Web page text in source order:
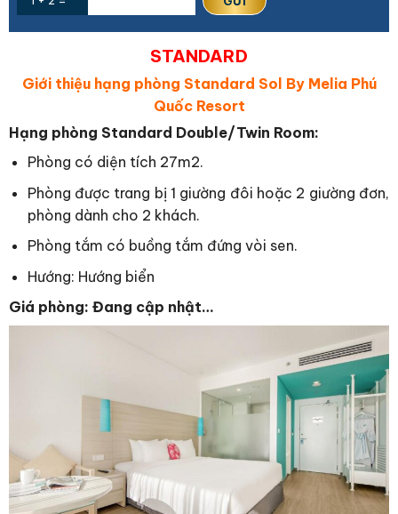
STANDARD
Giới thiệu hạng phòng Standard Sol By Melia Phú
Quốc Resort
Hạng phòng Standard Double/Twin Room:
Phòng có diện tích 27m2.
Phòng được trang bị 1 giường đôi hoặc 2 giường đơn,
phòng dành cho 2 khách.
Phòng tắm có buồng tắm đứng vòi sen.
Hướng: Hướng biển
Giá phòng: Đang cập nhật…